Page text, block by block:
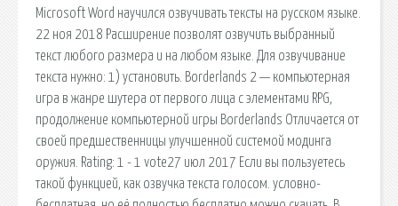
Microsoft Word научился озвучивать тексты на русском языке.
22 ноя 2018 Расширение позволят озвучить выбранный
текст любого размера и на любом языке. Для озвучивание
текста нужно: 1) установить. Borderlands 2 — компьютерная
игра в жанре шутера от первого лица с элементами RPG,
продолжение компьютерной игры Borderlands Отличается от
своей предшественницы улучшенной системой модинга
оружия. Rating: 1 - 1 vote27 июл 2017 Если вы пользуетесь
такой функцией, как озвучка текста голосом. условно-